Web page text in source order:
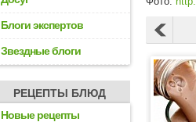
Блоги экспертов
Звездные блоги
РЕЦЕПТЫ БЛЮД
Новые рецепты